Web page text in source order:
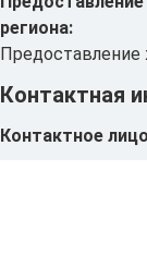
региона:
Предоставление
Контактная
Контактное